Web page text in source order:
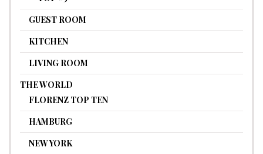
GUEST ROOM
KITCHEN
LIVING ROOM
THE WORLD
FLORENZ TOP TEN
HAMBURG
NEW YORK